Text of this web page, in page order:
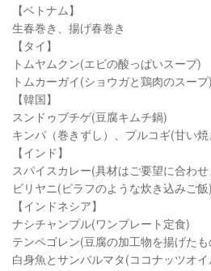
【ベトナム】
生春巻き、揚げ春巻き
【タイ】
トムヤムクン(エビの酸っぱいスープ)
トムカーガイ(ショウガと鶏肉のスープ)
【韓国】
スンドゥブチゲ(豆腐キムチ鍋)
キンパ（巻きずし）、プルコギ(甘い
【インド】
スパイスカレー(具材はご要望に合わ
ビリヤニ(ピラフのような炊き込みご飯)
【インドネシア】
ナシチャンプル(ワンプレート定食)
テンペゴレン(豆腐の加工物を揚げたも
白身魚とサンバルマタ(ココナッツオ